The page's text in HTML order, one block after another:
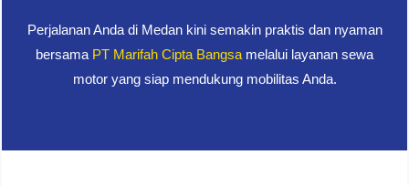
Perjalanan Anda di Medan kini semakin praktis dan nyaman
bersama PT Marifah Cipta Bangsa melalui layanan sewa
motor yang siap mendukung mobilitas Anda.